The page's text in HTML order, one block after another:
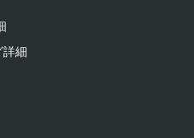
細